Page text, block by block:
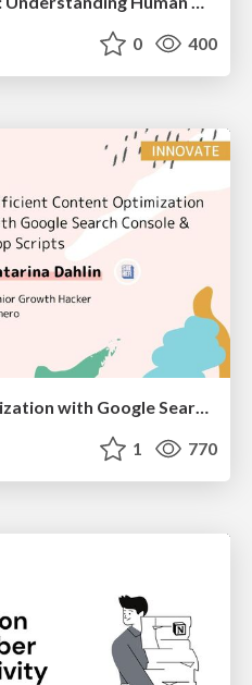
0 400
Efficient Content Optimization with Google Search Console & Apps Script
1 770